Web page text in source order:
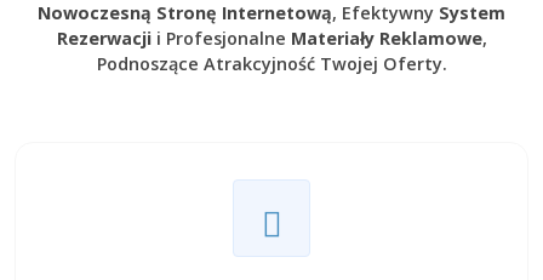
Nowoczesną Stronę Internetową, Efektywny System
Rezerwacjii Profesjonalne Materiały Reklamowe,
Podnoszące Atrakcyjność Twojej Oferty.